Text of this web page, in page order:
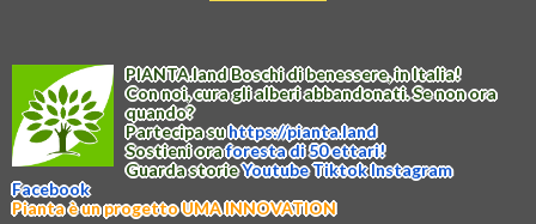
PIANTA.landBoschi di benessere, in Italia!
Con noi, cura gli alberi abbandonati. Se non ora
quando?
Partecipa suhttps://pianta.land
Sostieni oraforesta di 50 ettari!
Guarda storieYoutubeTiktokInstagram
Facebook
Pianta è un progetto UMA INNOVATION